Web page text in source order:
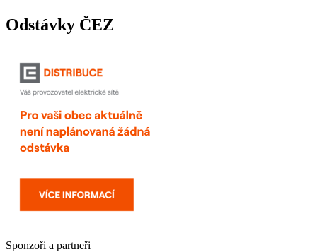
Odstávky ČEZ
Sponzoři a partneři